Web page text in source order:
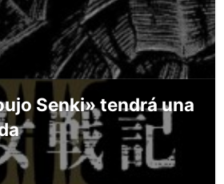
Senki» tendrá una